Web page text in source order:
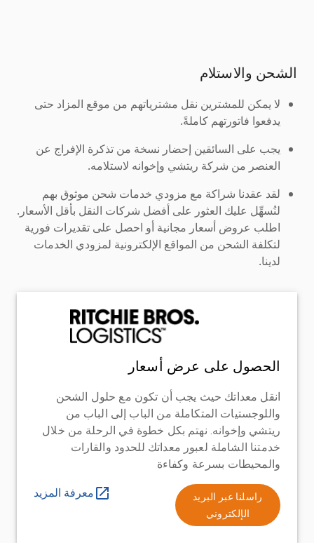
الشحن والاستلام
لا يمكن للمشترين نقل مشترياتهم من موقع المزاد حتى
يدفعوا فاتورتهم كاملةً.
يجب على السائقين إحضار نسخة من تذكرة الإفراج عن
العنصر من شركة ريتشي وإخوانه لاستلامه.
لقد عقدنا شراكة مع مزودي خدمات شحن موثوق بهم
لنُسهِّل عليك العثور على أفضل شركات النقل بأقل الأسعار.
اطلب عروض أسعار مجانية أو احصل على تقديرات فورية
لتكلفة الشحن من المواقع الإلكترونية لمزودي الخدمات
لدينا.
الحصول على عرض أسعار
انقل معداتك حيث يجب أن تكون مع حلول الشحن
واللوجستيات المتكاملة من الباب إلى الباب من
ريتشي وإخوانه. نهتم بكل خطوة في الرحلة من خلال
خدمتنا الشاملة لعبور معداتك للحدود والقارات
والمحيطات بسرعة وكفاءة
راسلنا عبر البريد
الإلكتروني
معرفة المزيد